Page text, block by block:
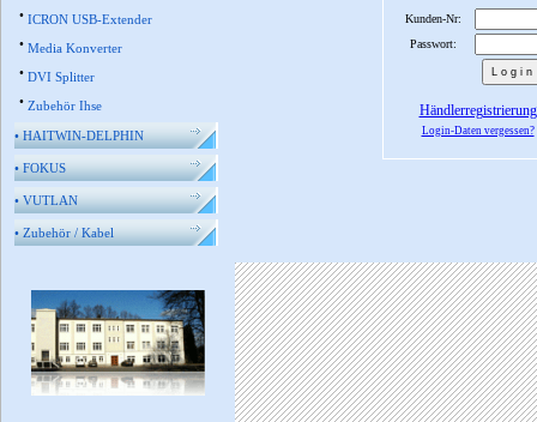
• ICRON USB-Extender
• Media Konverter
• DVI Splitter
• Zubehör Ihse
•HAITWIN-DELPHIN
•FOKUS
•VUTLAN
•Zubehör / Kabel
Kunden-Nr:
Passwort:
Händlerregistrierung
Login-Daten vergessen?